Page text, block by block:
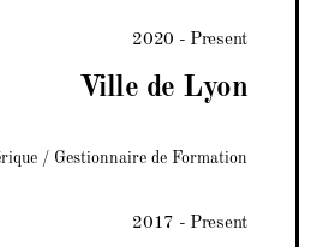
2020 - Present
Ville de Lyon
/ Gestionnaire de Formation
2017 - Present